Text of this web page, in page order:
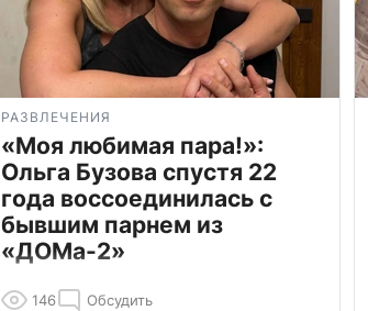
РАЗВЛЕЧЕНИЯ
«Моя любимая пара!»:
Ольга Бузова спустя 22
года воссоединилась с
бывшим парнем из
«ДОМа-2»
146 Обсудить